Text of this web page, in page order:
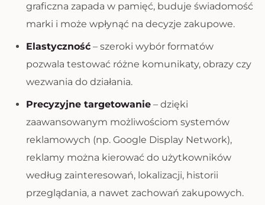
graficzna zapada w pamięć, buduje świadomość
marki i może wpłynąć na decyzje zakupowe.
Elastyczność – szeroki wybór formatów
pozwala testować różne komunikaty, obrazy czy
wezwania do działania.
Precyzyjne targetowanie – dzięki
zaawansowanym możliwościom systemów
reklamowych (np. Google Display Network),
reklamy można kierować do użytkowników
według zainteresowań, lokalizacji, historii
przeglądania, a nawet zachowań zakupowych.